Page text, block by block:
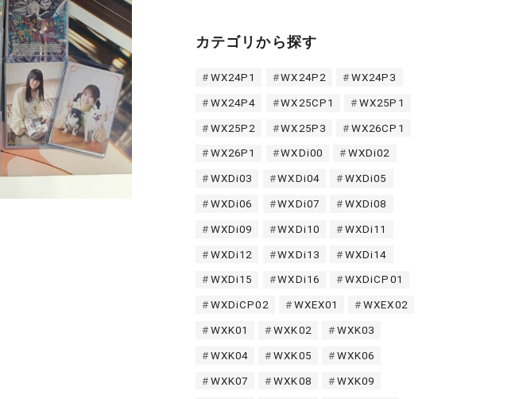
カテゴリから探す
WX24P1 WX24P2 WX24P3
WX24P4 WX25CP1 WX25P1
WX25P2 WX25P3 WX26CP1
WX26P1 WXDi00 WXDi02
WXDi03 WXDi04 WXDi05
WXDi06 WXDi07 WXDi08
WXDi09 WXDi10 WXDi11
WXDi12 WXDi13 WXDi14
WXDi15 WXDi16 WXDiCP01
WXDiCP02 WXEX01 WXEX02
WXK01 WXK02 WXK03
WXK04 WXK05 WXK06
WXK07 WXK08 WXK09